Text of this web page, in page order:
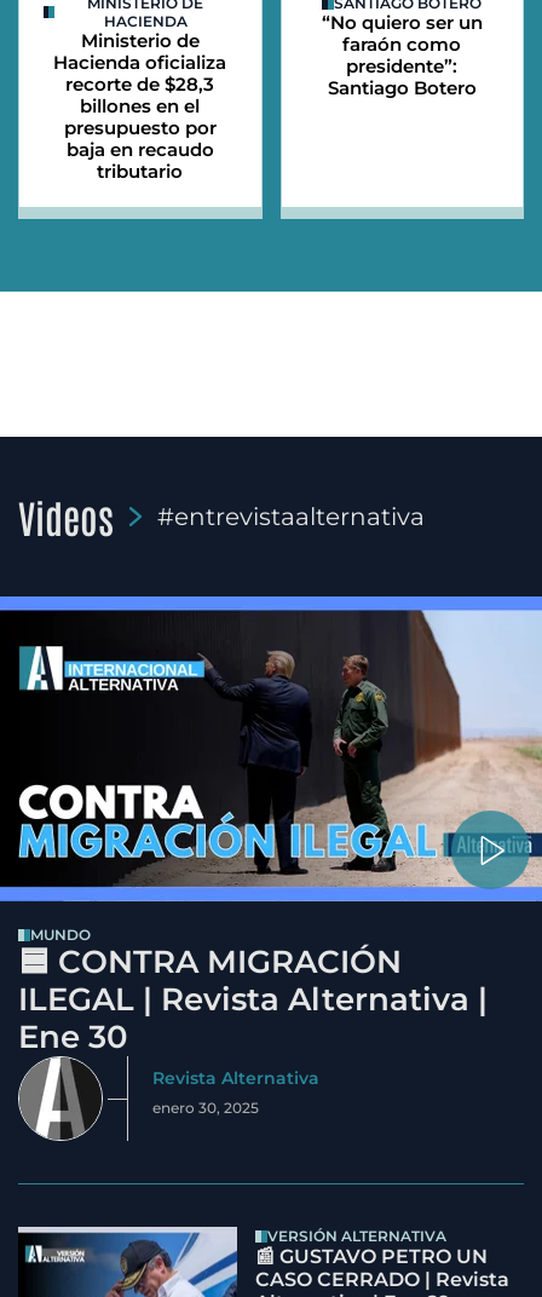
HACIENDA
Ministerio de
Hacienda oficializa
recorte de $28,3
billones en el
presupuesto por
baja en recaudo
tributario
“No quiero ser un
faraón como
presidente”:
Santiago Botero
Videos #entrevistaalternativa
MUNDO
🟦 CONTRA MIGRACIÓN
ILEGAL | Revista Alternativa |
Ene 30
Revista Alternativa
enero 30, 2025
VERSIÓN ALTERNATIVA
📰 GUSTAVO PETRO UN
CASO CERRADO | Revista